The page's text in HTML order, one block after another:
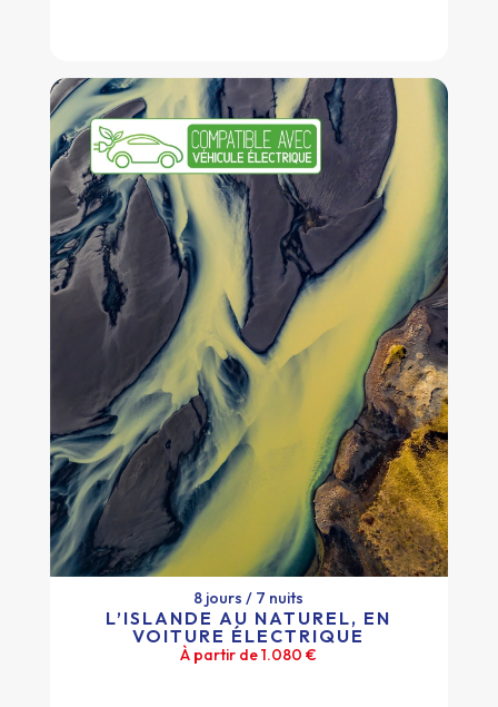
8 jours / 7 nuits
L’ISLANDE AU NATUREL, EN
VOITURE ÉLECTRIQUE
À partir de 1.080 €
Plus d'infos
8 jours / 7 nuits
L’ISLANDE AU NATUREL, EN